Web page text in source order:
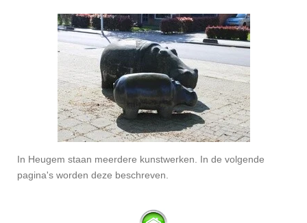
In Heugem staan meerdere kunstwerken. In de volgende
pagina's worden deze beschreven.